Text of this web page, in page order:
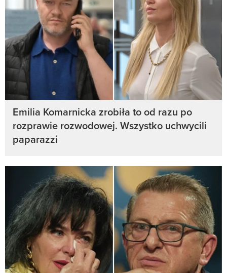
Emilia Komarnicka zrobiła to od razu po
rozprawie rozwodowej. Wszystko uchwycili
paparazzi